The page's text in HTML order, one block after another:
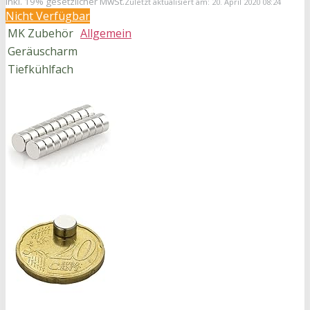
Nicht Verfügbar
MK Zubehör Allgemein
Geräuscharm
Tiefkühlfach